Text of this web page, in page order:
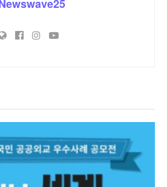
Newswave25